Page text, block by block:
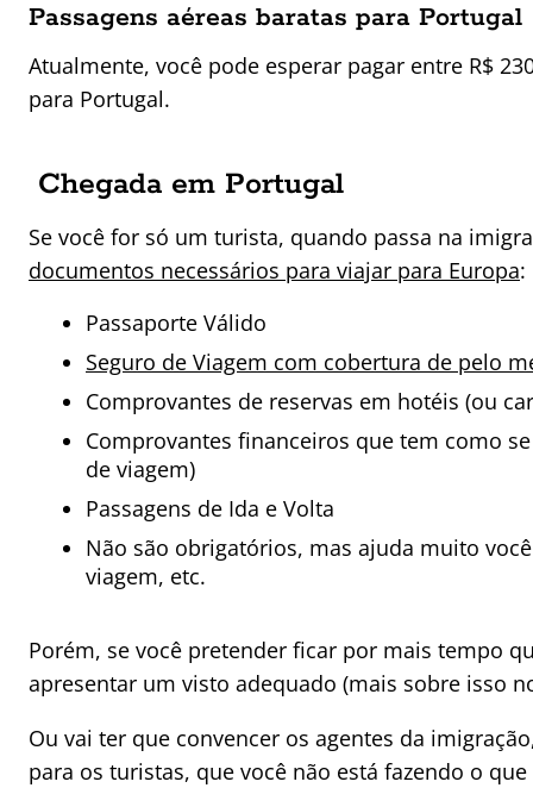
Passagens aéreas baratas para Portugal
Atualmente, você pode esperar pagar entre R$
para Portugal.
Chegada em Portugal
Se você for só um turista, quando passa na
documentos necessários para viajar para Europa:
Passaporte Válido
Seguro de Viagem com cobertura de pelo
Comprovantes de reservas em hotéis (ou
Comprovantes financeiros que tem como
de viagem)
Passagens de Ida e Volta
Não são obrigatórios, mas ajuda muito
viagem, etc.
Porém, se você pretender ficar por mais tempo
apresentar um visto adequado (mais sobre isso
Ou vai ter que convencer os agentes da
para os turistas, que você não está fazendo o